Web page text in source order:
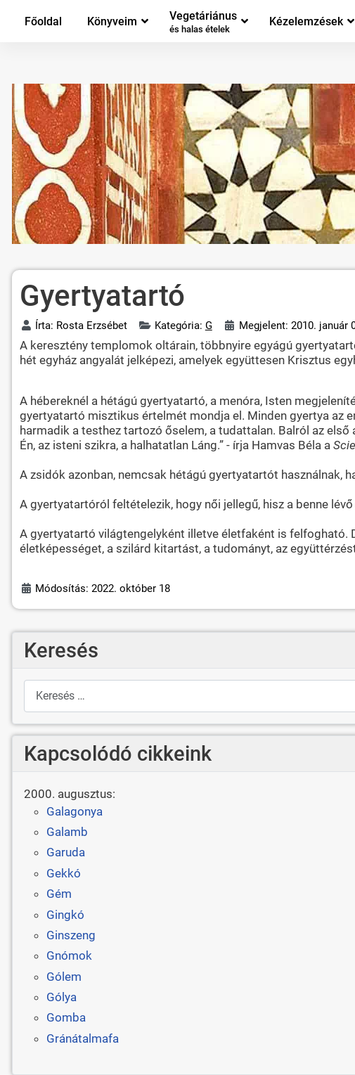
Főoldal Könyveim Vegetáriánus
és halas ételek
Kézelemzések
Gyertyatartó
Írta: Rosta Erzsébet Kategória: G Megjelent: 2010. január
A keresztény templomok oltárain, többnyire egyágú
hét egyház angyalát jelképezi, amelyek együttesen Krisztus
A hébereknél a hétágú gyertyatartó, a menóra, Isten
gyertyatartó misztikus értelmét mondja el. Minden gyertya az
harmadik a testhez tartozó őselem, a tudattalan. Balról az
Én, az isteni szikra, a halhatatlan Láng.” - írja Hamvas Béla a
A zsidók azonban, nemcsak hétágú gyertyatartót használnak,
A gyertyatartóról feltételezik, hogy női jellegű, hisz a benne
A gyertyatartó világtengelyként illetve életfaként is felfogható.
életképességet, a szilárd kitartást, a tudományt, az
Módosítás: 2022. október 18
Keresés
Keresés
Kapcsolódó cikkeink
2000. augusztus:
Galagonya
Galamb
Garuda
Gekkó
Gém
Gingkó
Ginszeng
Gnómok
Gólem
Gólya
Gomba
Gránátalmafa